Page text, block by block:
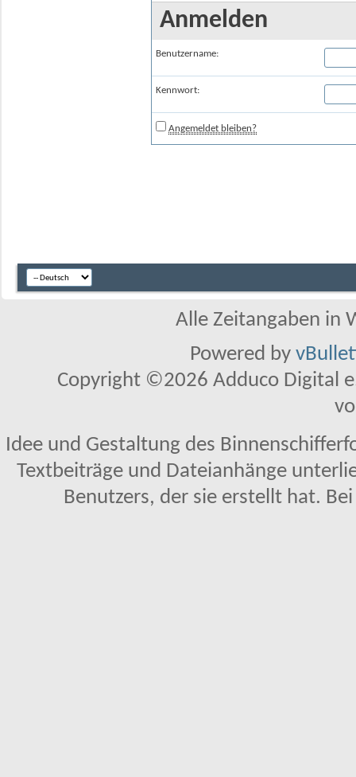
Anmelden
Benutzername:
Kennwort:
Angemeldet bleiben?
Alle Zeitangaben in
Powered by
Copyright ©2026 Adduco Digital
Idee und Gestaltung des
Textbeiträge und Dateianhänge
Benutzers, der sie erstellt hat.